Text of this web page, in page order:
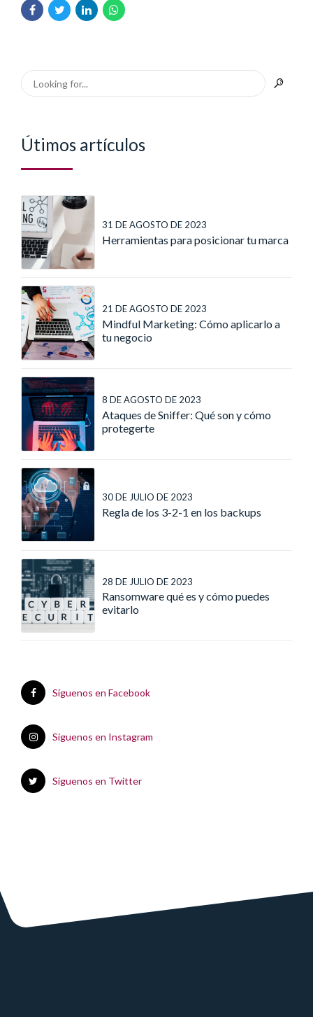
Útimos artículos
31 DE AGOSTO DE 2023
Herramientas para posicionar tu marca
21 DE AGOSTO DE 2023
Mindful Marketing: Cómo aplicarlo a
tu negocio
8 DE AGOSTO DE 2023
Ataques de Sniffer: Qué son y cómo
protegerte
30 DE JULIO DE 2023
Regla de los 3-2-1 en los backups
28 DE JULIO DE 2023
Ransomware qué es y cómo puedes
evitarlo
Síguenos en Facebook
Síguenos en Instagram
Síguenos en Twitter